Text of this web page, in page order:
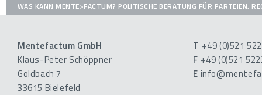
WAS KANN MENTE>FACTUM? POLITISCHE BERATUNG FÜR PARTEIEN,
Mentefactum GmbH
Klaus-Peter Schöppner
Goldbach 7
33615 Bielefeld
T +49 (0)521
F +49 (0)521
E